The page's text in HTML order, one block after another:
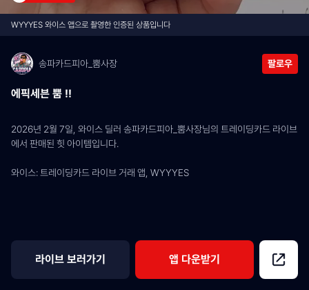
WYYYES 와이스 앱으로 촬영한 인증된 상품입니다
송파카드피아_뿜사장 팔로우
에픽세븐 뿜 !!
2026년 2월 7일, 와이스 딜러 송파카드피아_뿜사장님의 트레이딩카드 라이브
에서 판매된 힛 아이템입니다.
와이스: 트레이딩카드 라이브 거래 앱, WYYYES
라이브 보러가기 앱 다운받기